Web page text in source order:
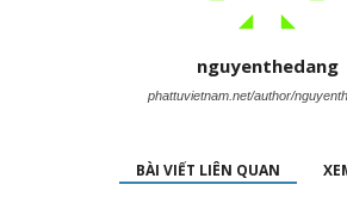
nguyenthedang
phattuvietnam.net/author/
BÀI VIẾT LIÊN QUAN